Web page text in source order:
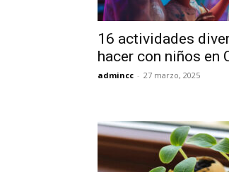
16 actividades
hacer con niños en
admincc - 27 marzo, 2025